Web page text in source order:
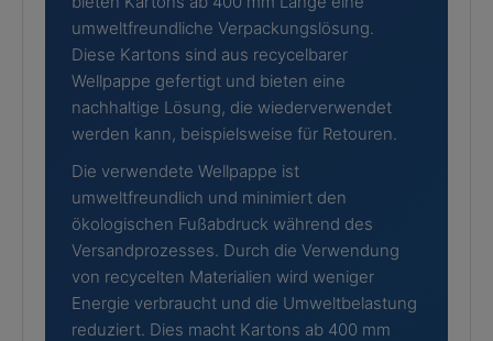
umweltfreundliche Verpackungslösung.
Diese Kartons sind aus recycelbarer
Wellpappe gefertigt und bieten eine
nachhaltige Lösung, die wiederverwendet
werden kann, beispielsweise für Retouren.
Die verwendete Wellpappe ist
umweltfreundlich und minimiert den
ökologischen Fußabdruck während des
Versandprozesses. Durch die Verwendung
von recycelten Materialien wird weniger
Energie verbraucht und die Umweltbelastung
reduziert. Dies macht Kartons ab 400 mm